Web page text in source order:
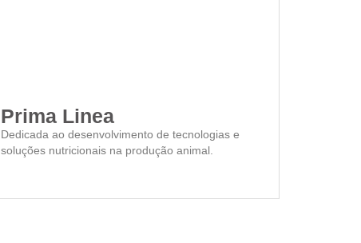
Prima Linea
Dedicada ao desenvolvimento de tecnologias e
soluções nutricionais na produção animal.